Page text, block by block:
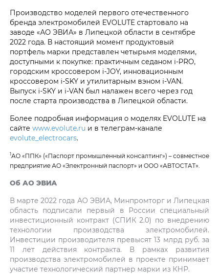
Производство моделей первого отечественного
бренда электромобилей EVOLUTE стартовало на
заводе «АО ЭВИА» в Липецкой области в сентябре
2022 года. В настоящий момент продуктовый
портфель марки представлен четырьмя моделями,
доступными к покупке: практичным седаном i‑PRO,
городским кроссовером i‑JOY, инновационным
кроссовером i‑SKY и утилитарным вэном i‑VAN.
Выпуск i‑SKY и i‑VAN был налажен всего через год
после старта производства в Липецкой области.
Более подробная информация о моделях EVOLUTE на
сайте www.evolute.ru и в телеграм-канале
evolute_electrocars.
1АО «ППК» («Паспорт промышленный консалтинг») – совместное
предприятие АО «Электронный паспорт» и ООО «АВТОСТАТ».
Об АО ЭВИА
В марте 2022 года АО ЭВИА, Минпромторг и Липецкая
область подписали первый в России специальный
инвестиционный контракт (СПИК 2.0) по внедрению
технологии производства электромобилей.
Инвестиции производителя превысят 13 млрд руб. за
11 лет действия контракта. В рамках развития
производства электромобилей в проекте принимает
участие технологический партнер марки из КНР.